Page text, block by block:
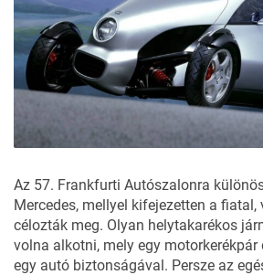
Az 57. Frankfurti Autószalonra
Mercedes, mellyel kifejezetten a fiatal,
célozták meg. Olyan helytakarékos
volna alkotni, mely egy
egy autó biztonságával. Persze az